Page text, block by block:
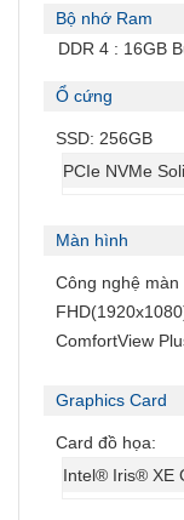
Bộ nhớ Ram
DDR 4 : 16GB
Ổ cứng
SSD: 256GB
PCIe NVMe
Màn hình
Công nghệ màn
ComfortView
Graphics Card
Card đồ họa:
Intel® Iris® XE